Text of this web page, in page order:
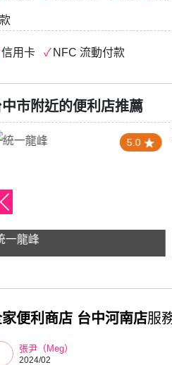
信用卡 NFC 流動付款
中市附近的便利店推薦
5.0
一龍峰
便利商店 台中河南店服
張尹（Meg）
2024/02